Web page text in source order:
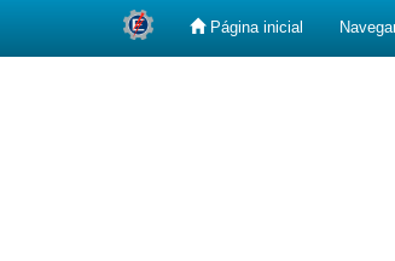
Página inicial